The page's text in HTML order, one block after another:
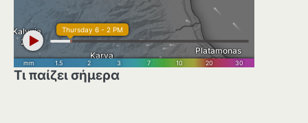
Τι παίζει σήμερα